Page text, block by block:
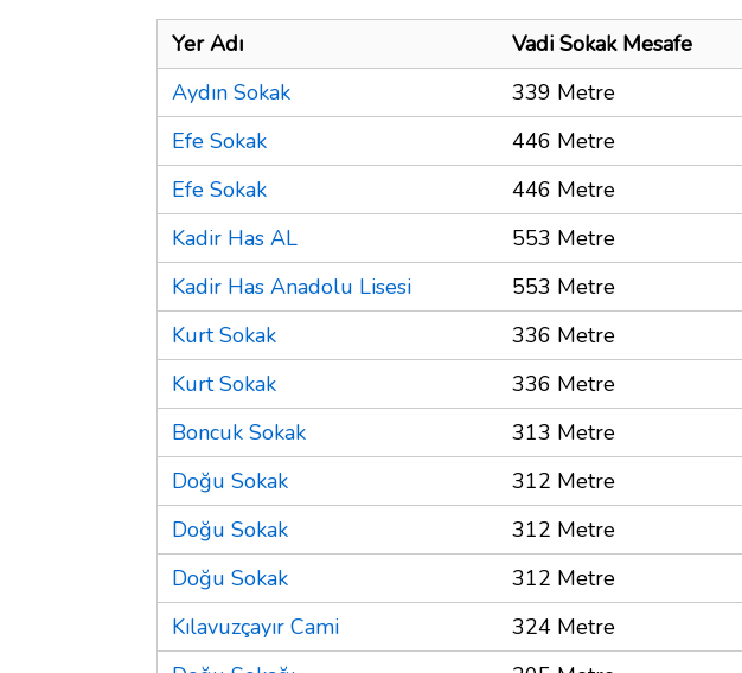
Yer Adı
Vadi Sokak Mesafe
Aydın Sokak
339 Metre
Efe Sokak
446 Metre
Efe Sokak
446 Metre
Kadir Has AL
553 Metre
Kadir Has Anadolu Lisesi
553 Metre
Kurt Sokak
336 Metre
Kurt Sokak
336 Metre
Boncuk Sokak
313 Metre
Doğu Sokak
312 Metre
Doğu Sokak
312 Metre
Doğu Sokak
312 Metre
Kılavuzçayır Cami
324 Metre